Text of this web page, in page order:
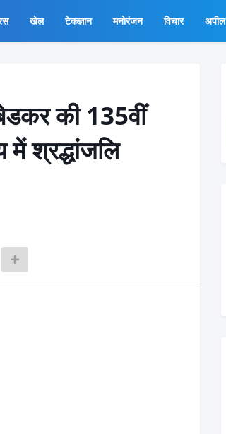
खेल टेकज्ञान मनोरंजन विचार अपील
की 135वीं
में श्रद्धांजलि